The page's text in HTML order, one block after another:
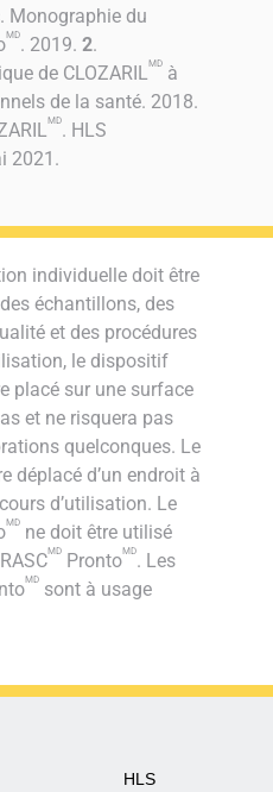
Monographie du
MD. 2019. 2.
de CLOZARIL MD à
de la santé. 2018.
MD. HLS
2021.
individuelle doit être
échantillons, des
et des procédures
le dispositif
placé sur une surface
et ne risquera pas
quelconques. Le
déplacé d’un endroit à
d’utilisation. Le
MD ne doit être utilisé
MD ProntoMD. Les
MD sont à usage
HLS